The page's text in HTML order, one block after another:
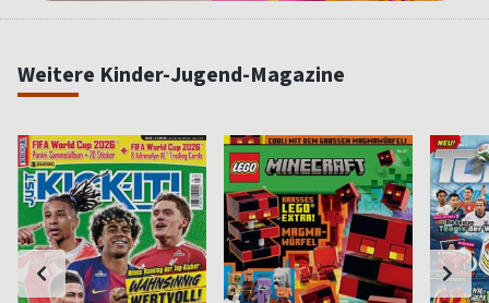
Weitere Kinder-Jugend-Magazine